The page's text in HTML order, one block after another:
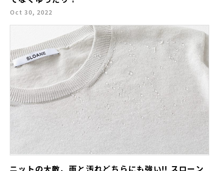
Oct 30, 2022